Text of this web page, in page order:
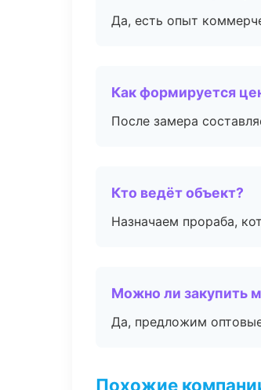
Да, есть опыт
Как формируется
После замера
Кто ведёт объект?
Назначаем прораба,
Можно ли закупить
Да, предложим
Похожие